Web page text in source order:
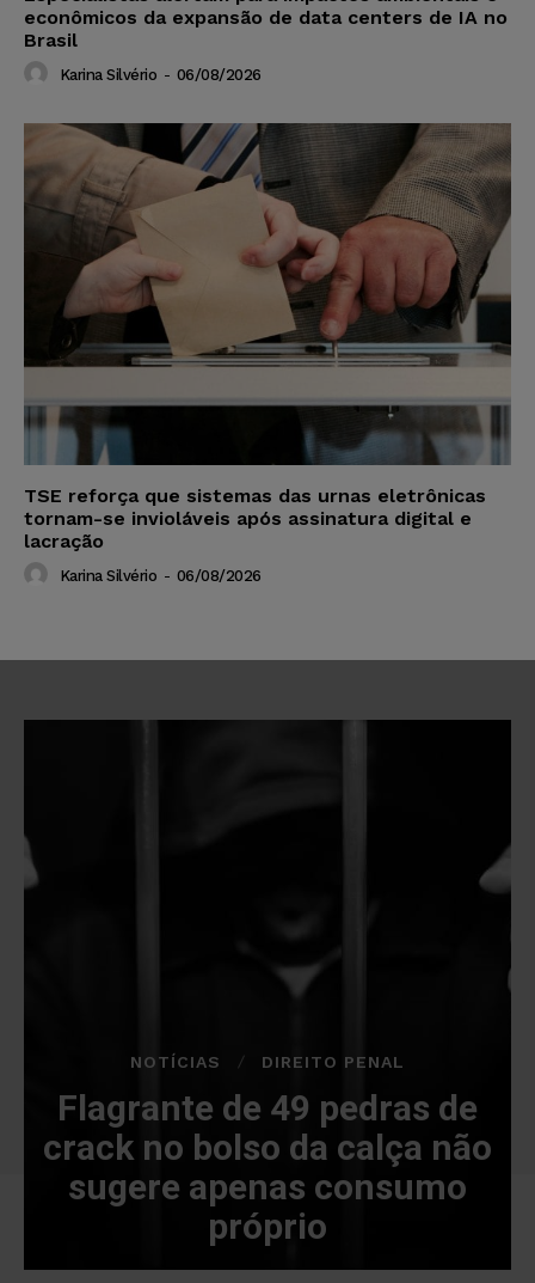
econômicos da expansão de data centers de IA no
Brasil
Karina Silvério - 06/08/2026
TSE reforça que sistemas das urnas eletrônicas
tornam-se invioláveis após assinatura digital e
lacração
Karina Silvério - 06/08/2026